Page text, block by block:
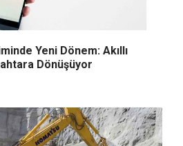
Yeni Dönem: Akıllı
Dönüşüyor